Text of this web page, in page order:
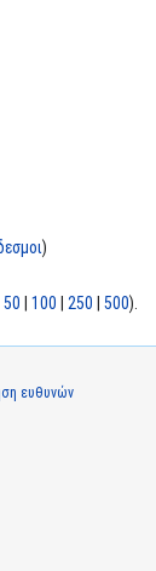
)
50 100 250 500).
ευθυνών